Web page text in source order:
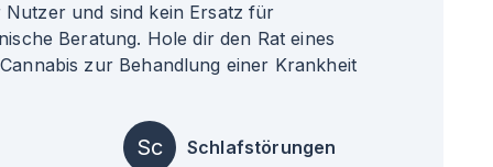
und sind kein Ersatz für
Beratung. Hole dir den Rat eines
zur Behandlung einer Krankheit
Sc Schlafstörungen